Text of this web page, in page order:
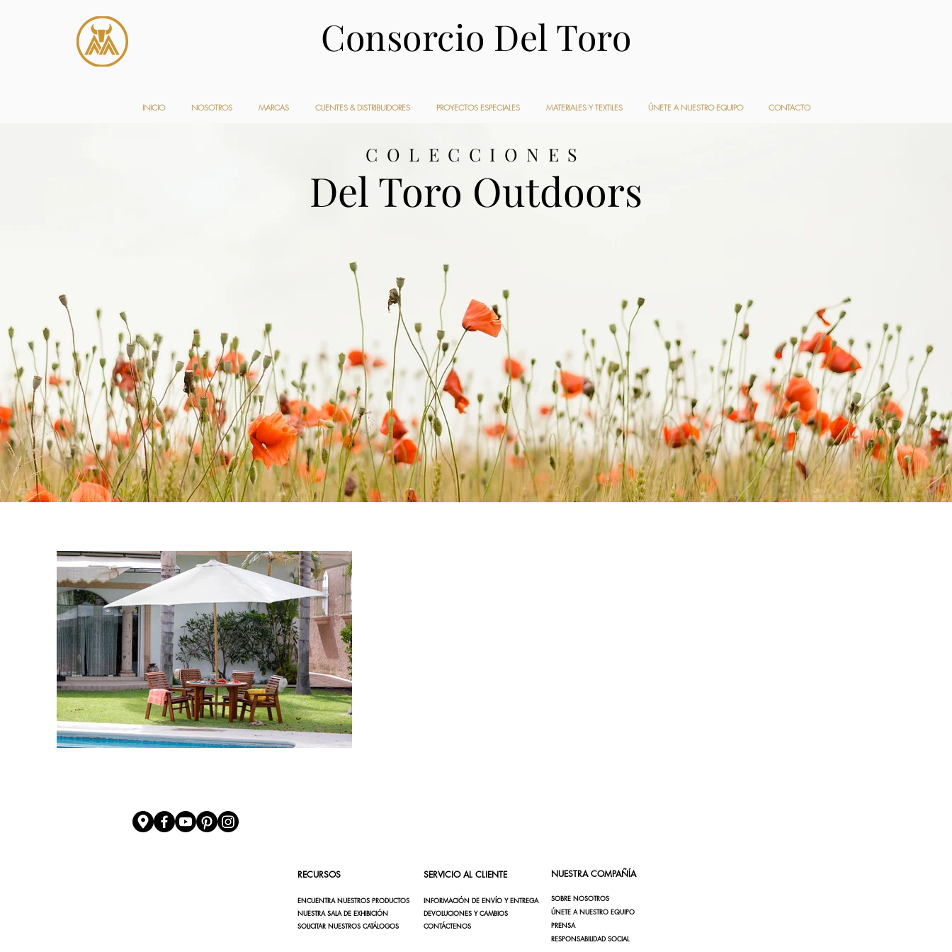
Consorcio Del Toro
INICIO NOSOTROS MARCAS CLIENTES & DISTRIBUIDORES PROYECTOS ESPECIALES MATERIALES Y TEXTILES ÚNETE A NUESTRO EQUIPO CONTACTO
COLECCIONES
Del Toro Outdoors
RECURSOS
ENCUENTRA NUESTROS PRODUCTOS
NUESTRA SALA DE EXHIBICIÓN
SOLICITAR NUESTROS CATÁLOGOS
SERVICIO AL CLIENTE
INFORMACIÓN DE ENVÍO Y ENTREGA
DEVOLUCIONES Y CAMBIOS
CONTÁCTENOS
NUESTRA COMPAÑÍA
SOBRE NOSOTROS
ÚNETE A NUESTRO EQUIPO
PRENSA
RESPONSABILIDAD SOCIAL